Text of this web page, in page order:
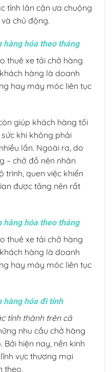
tỉnh lân cận ưa chuộng
chủ động.
hàng hóa theo tháng
thuê xe tải chở hàng
hàng là doanh
hay máy móc liên tục
giúp khách hàng tối
khi không phải
lần. Ngoài ra, do
– chở đồ nên nhân
trình, quen việc khiến
được tăng nên rất
hàng hóa theo tháng
thuê xe tải chở hàng
hàng là doanh
hay máy móc liên tục
hàng hóa đi tỉnh
tỉnh thành trên cả
nhu cầu chở hàng
hiện nay, nền kinh
vực thương mại
theo.